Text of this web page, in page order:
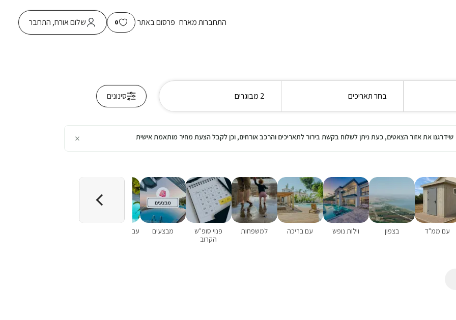
התחברות מארח פרסום באתר 0 שלום אורח, התחבר
בחר תאריכים 2 מבוגרים סינונים
שידרגנו את אזור הצאטים, כעת ניתן לשלוח בקשת בירור לתאריכים והרכב אורחים, וכן לקבל הצעת מחיר מותאמת אישית ×
עם ממ"ד בצפון וילות נופש עם בריכה למשפחות
פנוי סופ"ש
הקרוב
מבצעים עם בריכה פרטית